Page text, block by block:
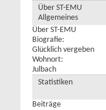
Über ST-EMU
Allgemeines
Über ST-EMU
Biografie:
Glücklich vergeben
Wohnort:
Julbach
Statistiken
Beiträge